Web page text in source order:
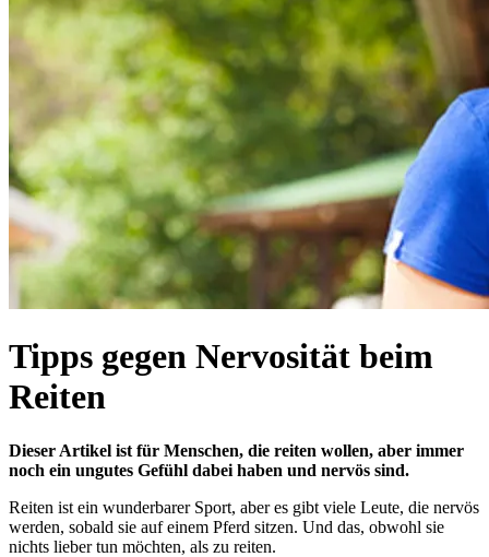
Tipps gegen Nervosität beim
Reiten
Dieser Artikel ist für Menschen, die reiten wollen, aber immer
noch ein ungutes Gefühl dabei haben und nervös sind.
Reiten ist ein wunderbarer Sport, aber es gibt viele Leute, die nervös
werden, sobald sie auf einem Pferd sitzen. Und das, obwohl sie
nichts lieber tun möchten, als zu reiten.